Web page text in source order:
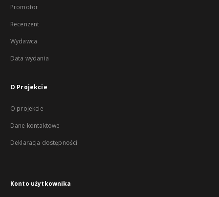
Promotor
Recenzent
Wydawca
Data wydania
O Projekcie
O projekcie
Dane kontaktowe
Deklaracja dostępności
Konto użytkownika